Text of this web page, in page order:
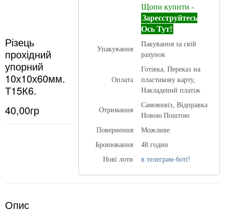
Різець
прохідний
упорний
10х10х60мм.
Т15К6.
40,00гр
Щопи купити -
Зареєструйтесь
Ось Тут!
Упакування
Пакування за свій
рахунок
Оплата
Готівка, Переказ на
пластикову карту,
Накладений платіж
Отримання
Самовивіз, Відправка
Новою Поштою
Повернення
Можливе
Бронювання
48 годин
Нові лоти
в телеграм-боті!
Опис